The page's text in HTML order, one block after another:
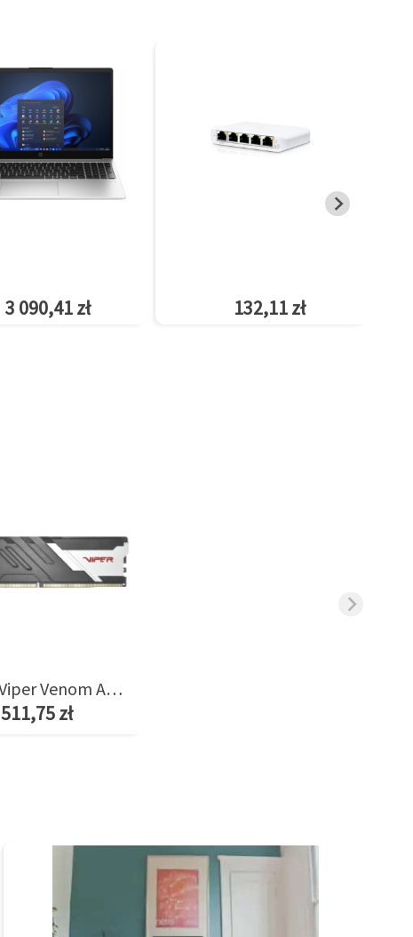
3 090,41 zł 132,11 zł
Pamięć Viper Venom AMD 8GB/6400(1*8GB) CL38
511,75 zł